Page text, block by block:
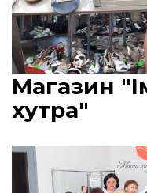
Магазин
хутра"